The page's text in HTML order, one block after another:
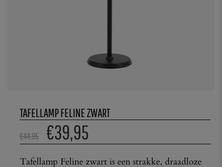
TAFELLAMP FELINE ZWART
€44,95 €39,95
Tafellamp Feline zwart is een strakke, draadloze